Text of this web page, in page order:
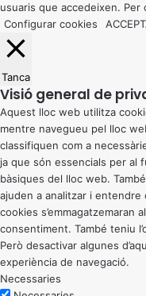
usuaris que accedeixen.
Configurar cookies
Tanca
Visió general de
Aquest lloc web utilitza
mentre navegueu pel lloc
classifiquen com a
ja que són essencials per al
bàsiques del lloc web.
ajuden a analitzar i
cookies s’emmagatzemaran
consentiment. També teniu
Però desactivar algunes
experiència de navegació.
Necessaries